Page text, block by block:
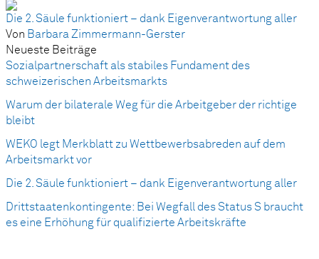
Die 2. Säule funktioniert – dank Eigenverantwortung aller
Von Barbara Zimmermann-Gerster
Neueste Beiträge
Sozialpartnerschaft als stabiles Fundament des
schweizerischen Arbeitsmarkts
Warum der bilaterale Weg für die Arbeitgeber der richtige
bleibt
WEKO legt Merkblatt zu Wettbewerbsabreden auf dem
Arbeitsmarkt vor
Die 2. Säule funktioniert – dank Eigenverantwortung aller
Drittstaatenkontingente: Bei Wegfall des Status S braucht
es eine Erhöhung für qualifizierte Arbeitskräfte